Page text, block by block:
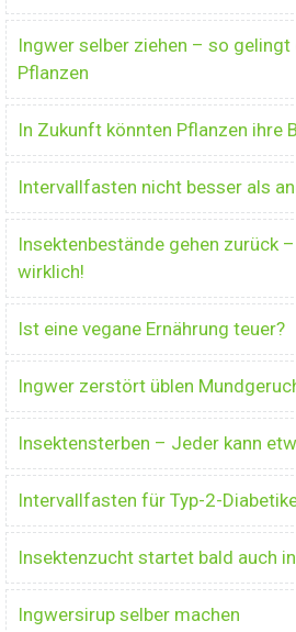
Ingwer selber ziehen – so gelingt
Pflanzen
In Zukunft könnten Pflanzen ihre
Intervallfasten nicht besser als
Insektenbestände gehen zurück
wirklich!
Ist eine vegane Ernährung teuer?
Ingwer zerstört üblen
Insektensterben – Jeder kann
Intervallfasten für Typ-2-
Insektenzucht startet bald auch
Ingwersirup selber machen